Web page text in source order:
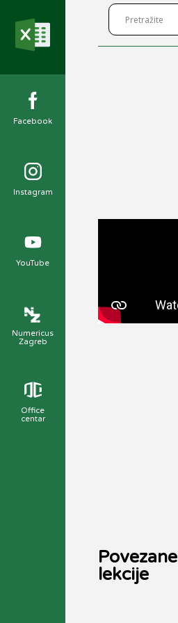
Facebook
Instagram
YouTube
Numericus
Zagreb
Office
centar
Povezane
lekcije